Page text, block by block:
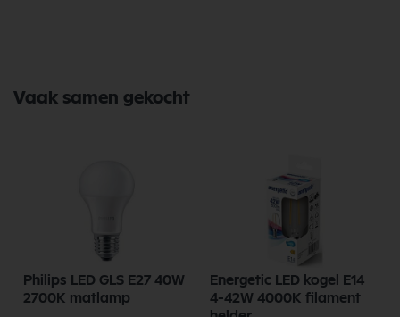
Vaak samen gekocht
Philips LED GLS E27 40W
2700K matlamp
Energetic LED kogel E14
4-42W 4000K filament